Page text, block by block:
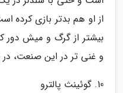
از او هم بدتر بازی کرده
بیشتر از گرگ و میش دور
و غنی تر در این صنعت،
10. گوئینث پالترو